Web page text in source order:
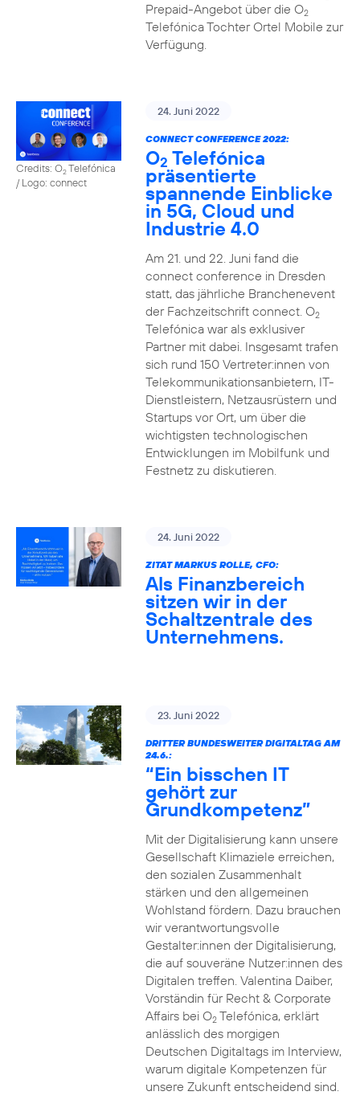
Prepaid-Angebot über die O2
Telefónica Tochter Ortel Mobile zur
Verfügung.
Credits: O2Telefónica
/ Logo: connect
24. Juni 2022
CONNECT CONFERENCE 2022:
O2 Telefónica
präsentierte
spannende Einblicke
in 5G, Cloud und
Industrie 4.0
Am 21. und 22. Juni fand die
connect conference in Dresden
statt, das jährliche Branchenevent
der Fachzeitschrift connect. O2
Telefónica war als exklusiver
Partner mit dabei. Insgesamt trafen
sich rund 150 Vertreter:innen von
Telekommunikationsanbietern, IT-
Dienstleistern, Netzausrüstern und
Startups vor Ort, um über die
wichtigsten technologischen
Entwicklungen im Mobilfunk und
Festnetz zu diskutieren.
24. Juni 2022
ZITAT MARKUS ROLLE, CFO:
Als Finanzbereich
sitzen wir in der
Schaltzentrale des
Unternehmens.
23. Juni 2022
DRITTER BUNDESWEITER DIGITALTAG AM
24.6.:
“Ein bisschen IT
gehört zur
Grundkompetenz”
Mit der Digitalisierung kann unsere
Gesellschaft Klimaziele erreichen,
den sozialen Zusammenhalt
stärken und den allgemeinen
Wohlstand fördern. Dazu brauchen
wir verantwortungsvolle
Gestalter:innen der Digitalisierung,
die auf souveräne Nutzer:innen des
Digitalen treffen. Valentina Daiber,
Vorständin für Recht & Corporate
Affairs bei O2Telefónica, erklärt
anlässlich des morgigen
Deutschen Digitaltags im Interview,
warum digitale Kompetenzen für
unsere Zukunft entscheidend sind.